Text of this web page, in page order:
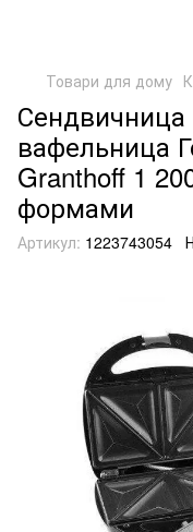
Товари для дому
Сендвичница
вафельница
Granthoff 1
формами
Артикул: 1223743054